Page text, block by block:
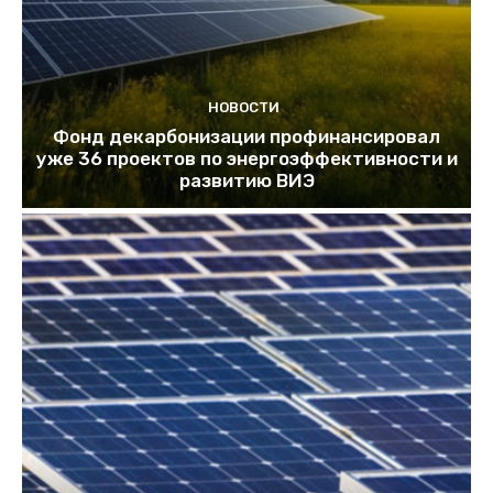
НОВОСТИ
Фонд декарбонизации профинансировал
уже 36 проектов по энергоэффективности и
развитию ВИЭ